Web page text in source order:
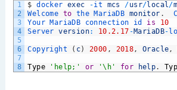
1
2
3
4
5
6
7
8
$ docker exec -it mcs /usr/local/
Welcome to the MariaDB monitor .
Your MariaDB connection id is
10
Server version: 10.2.17 -MariaDB-
Copyright ( c) 2000 , 2018, Oracle,
Type 'help;' or '\h' for help.